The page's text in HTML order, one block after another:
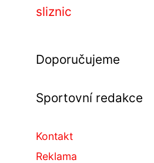
sliznic
Doporučujeme
Sportovní redakce
Kontakt
Reklama